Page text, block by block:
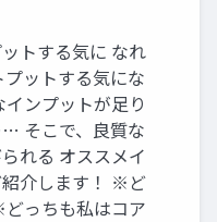
トする気に なれ
ットする気にな
ンプットが足り
そこで、良質な
れる オススメイ
介します！ ※ど
っちも私はコア